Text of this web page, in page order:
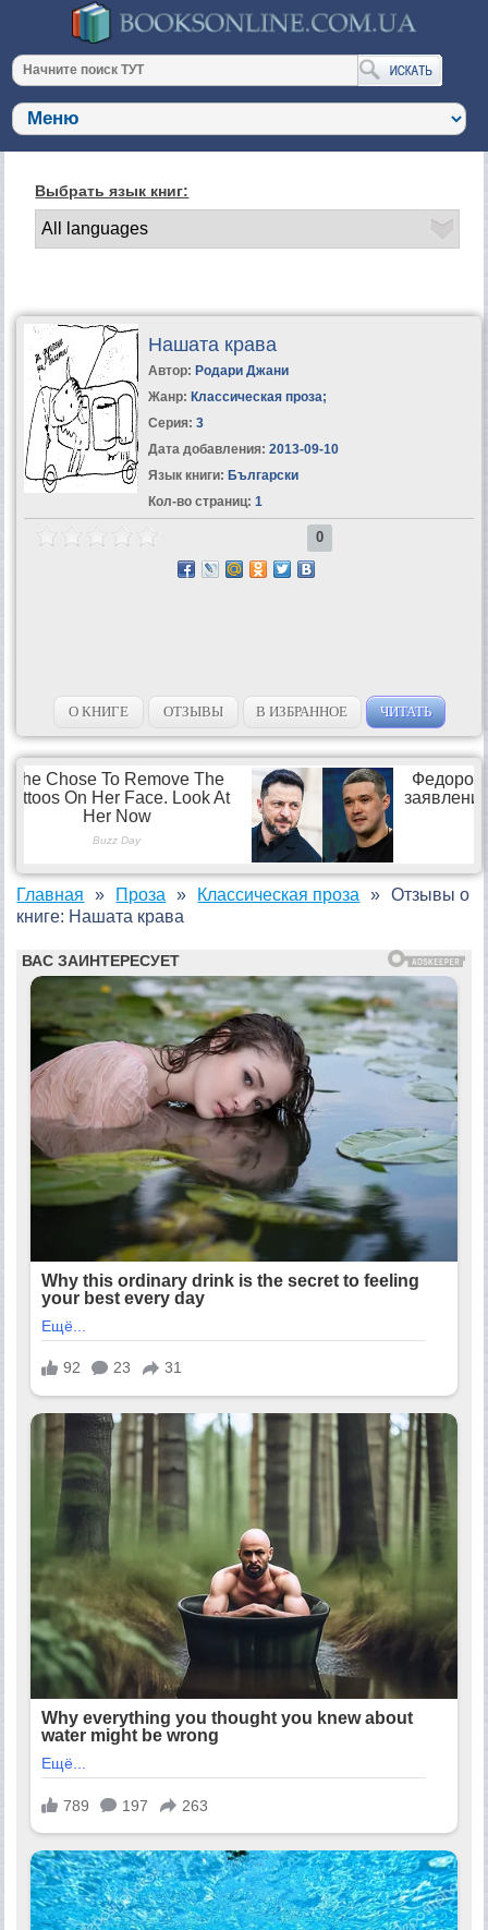
Выбрать язык книг:
Нашата крава
Автор: Родари Джани
Жанр: Классическая проза;
Серия: 3
Дата добавления: 2013-09-10
Язык книги: Български
Кол-во страниц: 1
0
О КНИГЕ ОТЗЫВЫ В ИЗБРАННОЕ ЧИТАТЬ
Главная Проза Классическая проза
Отзывы о
книге: Нашата крава